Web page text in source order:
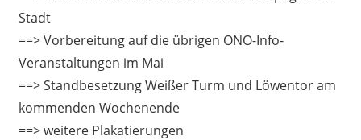
Stadt
==> Vorbereitung auf die übrigen ONO-Info-
Veranstaltungen im Mai
==> Standbesetzung Weißer Turm und Löwentor am
kommenden Wochenende
==> weitere Plakatierungen